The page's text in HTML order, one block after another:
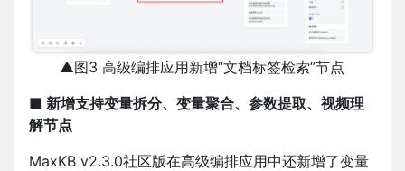
▲图3 高级编排应用新增“文档标签检索”节点
■ 新增支持变量拆分、变量聚合、参数提取、视频理
解节点
MaxKB v2.3.0社区版在高级编排应用中还新增了变量